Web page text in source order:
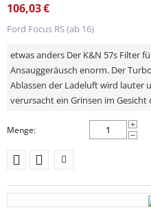
106,03€
Ford Focus RS (ab 16)
etwas anders Der K&N 57s Filter
Ansauggeräusch enorm. Der
Ablassen der Ladeluft wird lauter
verursacht ein Grinsen im Gesicht
Menge:
+
−